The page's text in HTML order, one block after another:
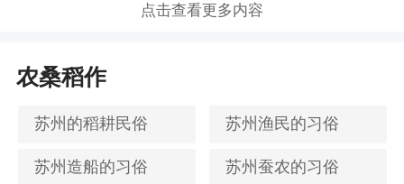
点击查看更多内容
农桑稻作
苏州的稻耕民俗 苏州渔民的习俗
苏州造船的习俗 苏州蚕农的习俗